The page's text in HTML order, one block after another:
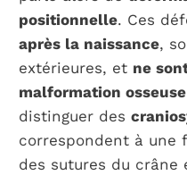
positionnelle. Ces
après la naissance,
extérieures, et ne
malformation
distinguer des
correspondent à une
des sutures du